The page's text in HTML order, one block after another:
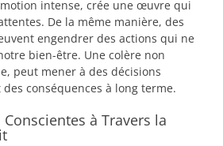
intense, crée une œuvre qui
De la même manière, des
engendrer des actions qui ne
bien-être. Une colère non
peut mener à des décisions
conséquences à long terme.
à Travers la